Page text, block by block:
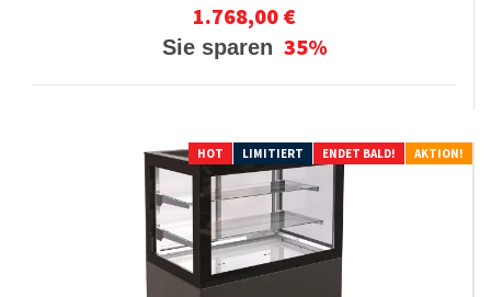
1.768,00 €
Sie sparen 35%
HOT LIMITIERT ENDET BALD! AKTION!